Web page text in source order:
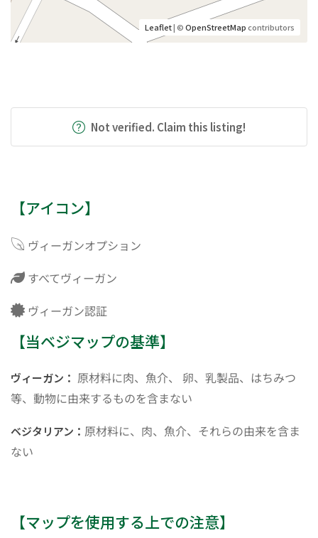
Leaflet| ©OpenStreetMapcontributors
Not verified. Claim this listing!
【アイコン】
ヴィーガンオプション
すべてヴィーガン
ヴィーガン認証
【当ベジマップの基準】
ヴィーガン： 原材料に肉、魚介、 卵、乳製品、はちみつ
等、動物に由来するものを含まない
ベジタリアン： 原材料に、肉、魚介、それらの由来を含ま
ない
【マップを使用する上での注意】